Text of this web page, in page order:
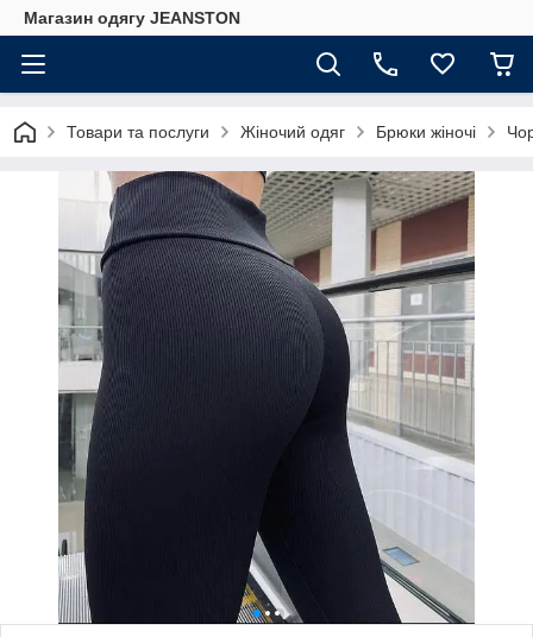
Магазин одягу JEANSTON
Товари та послуги Жіночий одяг Брюки жіночі